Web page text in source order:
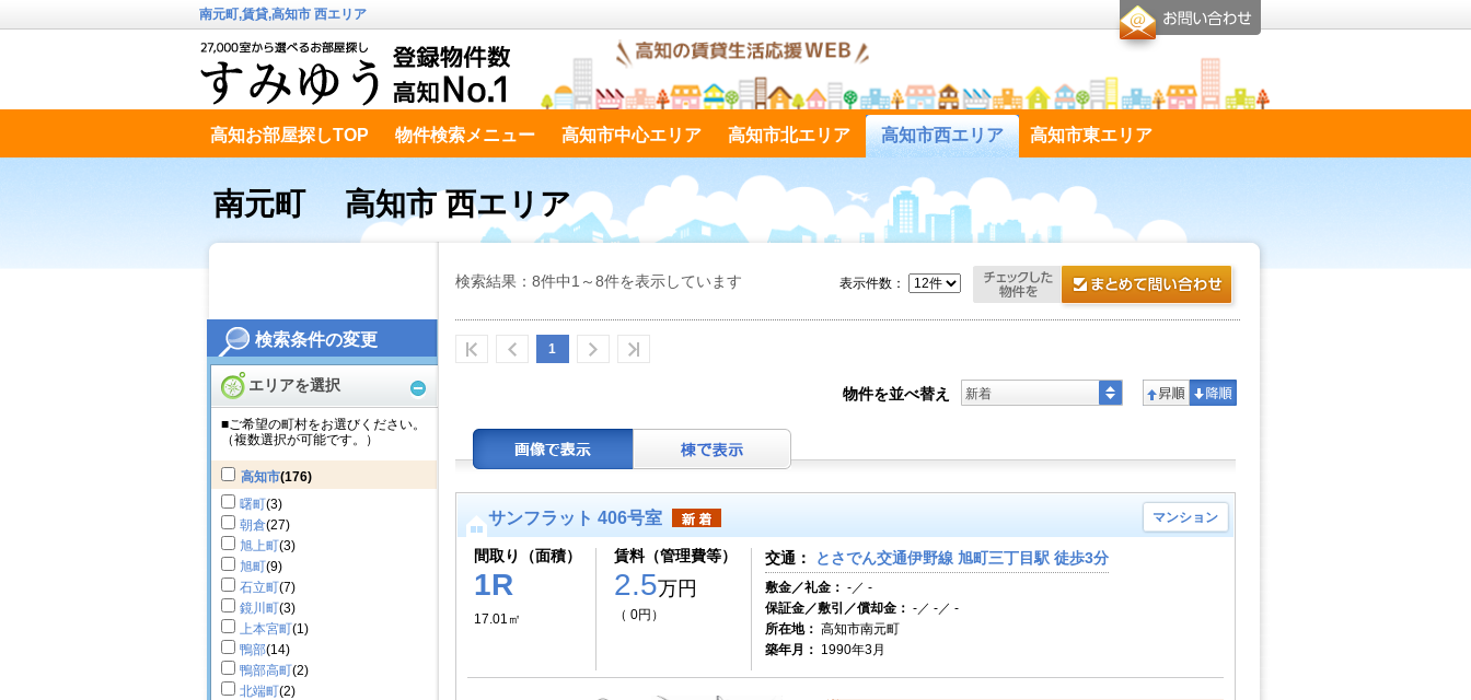
検索条件の変更
エリアを選択
■ご希望の町村をお選びください。
（複数選択が可能です。）
高知市(176)
曙町(3)
朝倉(27)
旭上町(3)
旭町(9)
石立町(7)
鏡川町(3)
上本宮町(1)
鴨部(14)
鴨部高町(2)
北端町(2)
南元町,賃貸,高知市 西エリア
高知お部屋探しTOP 物件検索メニュー 高知市中心エリア 高知市北エリア 高知市西エリア 高知市東エリア
高知市南エリア テキストデータ
南元町 高知市 西エリア
検索結果：8件中1～8件を表示しています
1
表示件数：
物件を並べ替え 新着
サンフラット 406号室 マンション
間取り（面積）
1R
17.01㎡
賃料（管理費等）
2.5万円
（ 0円）
交通： とさでん交通伊野線 旭町三丁目駅 徒歩3分
敷金／礼金： -／ -
保証金／敷引／償却金： -／ -／ -
所在地： 高知市南元町
築年月： 1990年3月